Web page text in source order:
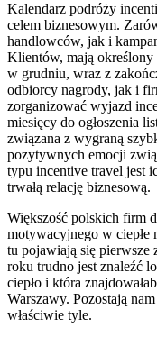
Kalendarz podróży
celem biznesowym.
handlowców, jak i
Klientów, mają określony
w grudniu, wraz z
odbiorcy nagrody, jak i
zorganizować wyjazd
miesięcy do ogłoszenia
związana z wygraną
pozytywnych emocji
typu incentive travel jest
trwałą relację biznesową.
Większość polskich firm
motywacyjnego w ciepłe
tu pojawiają się pierwsze
roku trudno jest znaleźć
ciepło i która
Warszawy. Pozostają
właściwie tyle.